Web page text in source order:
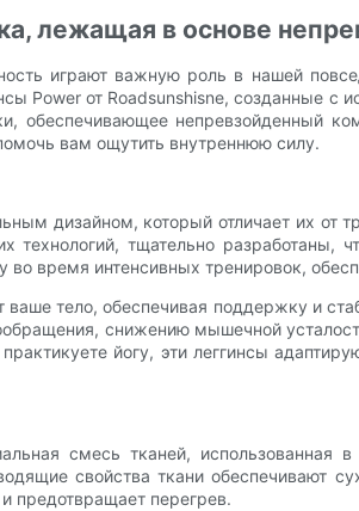
лежащая в основе
играют важную роль в нашей
Power от Roadsunshisne, созданные с
обеспечивающее непревзойденный
вам ощутить внутреннюю силу.
дизайном, который отличает их от
технологий, тщательно
время интенсивных тренировок,
тело, обеспечивая поддержку и
снижению мышечной
йогу, эти леггинсы
смесь тканей, использованная
свойства ткани
предотвращает перегрев.